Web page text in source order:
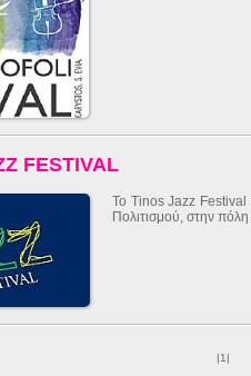
FESTIVAL
Το Tinos Jazz Festival
Πολιτισμού, στην
|1 |